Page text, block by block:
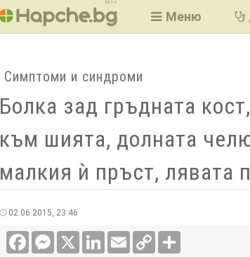
BETA
Меню
Симптоми и синдроми
Болка зад гръдната
към шията, долната
малкия ѝ пръст, лявата
02.06.2015, 23:46
FacebookMessenger LinkedInEmail
Copy
Link